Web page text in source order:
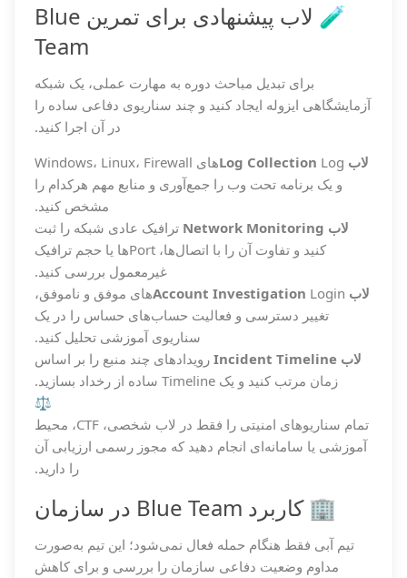
🧪 لاب پیشنهادی برای تمرین Blue
Team
برای تبدیل مباحث دوره به مهارت عملی، یک شبکه
آزمایشگاهی ایزوله ایجاد کنید و چند سناریوی دفاعی ساده را
در آن اجرا کنید.
لاب Log Collection
Logهای Windows، Linux، Firewall
و یک برنامه تحت وب را جمع‌آوری و منابع مهم هرکدام را
مشخص کنید.
لاب Network Monitoring
ترافیک عادی شبکه را ثبت
کنید و تفاوت آن را با اتصال‌ها، Portها یا حجم ترافیک
غیرمعمول بررسی کنید.
لاب Account Investigation
Loginهای موفق و ناموفق،
تغییر دسترسی و فعالیت حساب‌های حساس را در یک
سناریوی آموزشی تحلیل کنید.
لاب Incident Timeline
رویدادهای چند منبع را بر اساس
زمان مرتب کنید و یک Timeline ساده از رخداد بسازید.
⚖️
تمام سناریوهای امنیتی را فقط در لاب شخصی، CTF، محیط
آموزشی یا سامانه‌ای انجام دهید که مجوز رسمی ارزیابی آن
را دارید.
🏢 کاربرد Blue Team در سازمان
تیم آبی فقط هنگام حمله فعال نمی‌شود؛ این تیم به‌صورت
مداوم وضعیت دفاعی سازمان را بررسی و برای کاهش